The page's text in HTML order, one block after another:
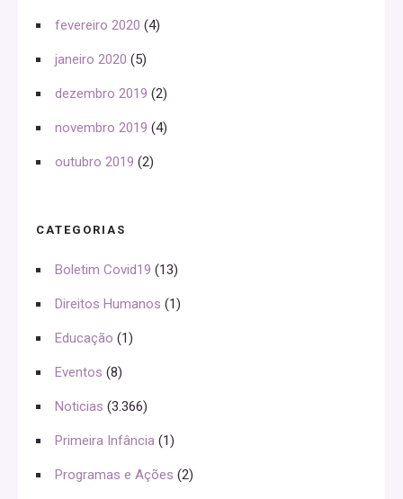
fevereiro 2020 (4)
janeiro 2020 (5)
dezembro 2019 (2)
novembro 2019 (4)
outubro 2019 (2)
CATEGORIAS
Boletim Covid19 (13)
Direitos Humanos (1)
Educação (1)
Eventos (8)
Noticias (3.366)
Primeira Infância (1)
Programas e Ações (2)